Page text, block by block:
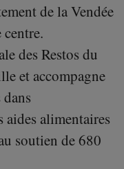
de la Vendée
des Restos du
et accompagne
aides alimentaires
soutien de 680